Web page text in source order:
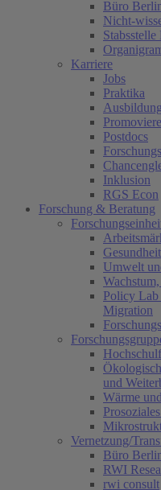
Büro
Nicht-
Karriere
Jobs
Praktika
Ausbildung
Postdocs
Inklusion
RGS Econ
Forschung & Beratung
Gesundheit
Umwelt
Policy
Migration
und
Wärme
Vernetzung/
Büro
RWI
rwi consult